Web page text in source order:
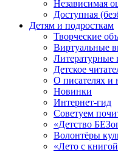
Независимая
Доступная
Детям и подросткам
Творческие
Виртуальные
Литературные
Детское
О писателях и
Новинки
Интернет-гид
Советуем
«Детство
Волонтёры
«Лето с